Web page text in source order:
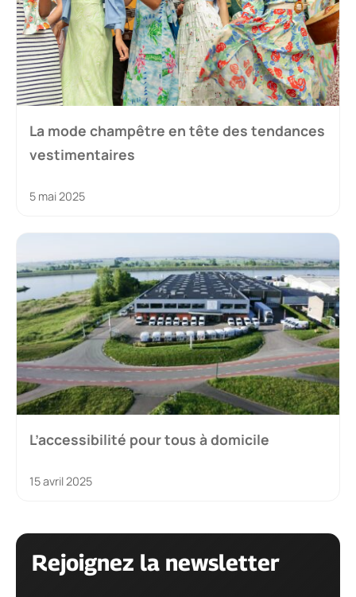
La mode champêtre en tête des tendances
vestimentaires
5 mai 2025
L’accessibilité pour tous à domicile
15 avril 2025
Rejoignez la newsletter